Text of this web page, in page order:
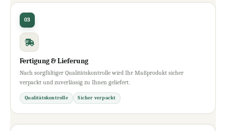
03
Fertigung & Lieferung
Nach sorgfältiger Qualitätskontrolle wird Ihr Maßprodukt sicher
verpackt und zuverlässig zu Ihnen geliefert.
Qualitätskontrolle Sicher verpackt